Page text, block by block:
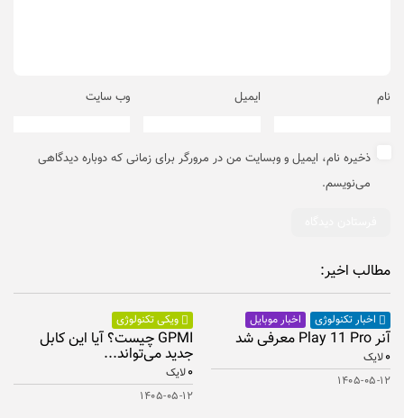
نام ایمیل وب‌ سایت
ذخیره نام، ایمیل و وبسایت من در مرورگر برای زمانی که دوباره دیدگاهی
می‌نویسم.
مطالب اخیر:
اخبار تکنولوژی اخبار موبایل
آنر Play 11 Pro معرفی شد
۰لایک
۱۴۰۵-۰۵-۱۲
ویکی تکنولوژی
GPMI چیست؟ آیا این کابل
جدید می‌تواند...
۰لایک
۱۴۰۵-۰۵-۱۲